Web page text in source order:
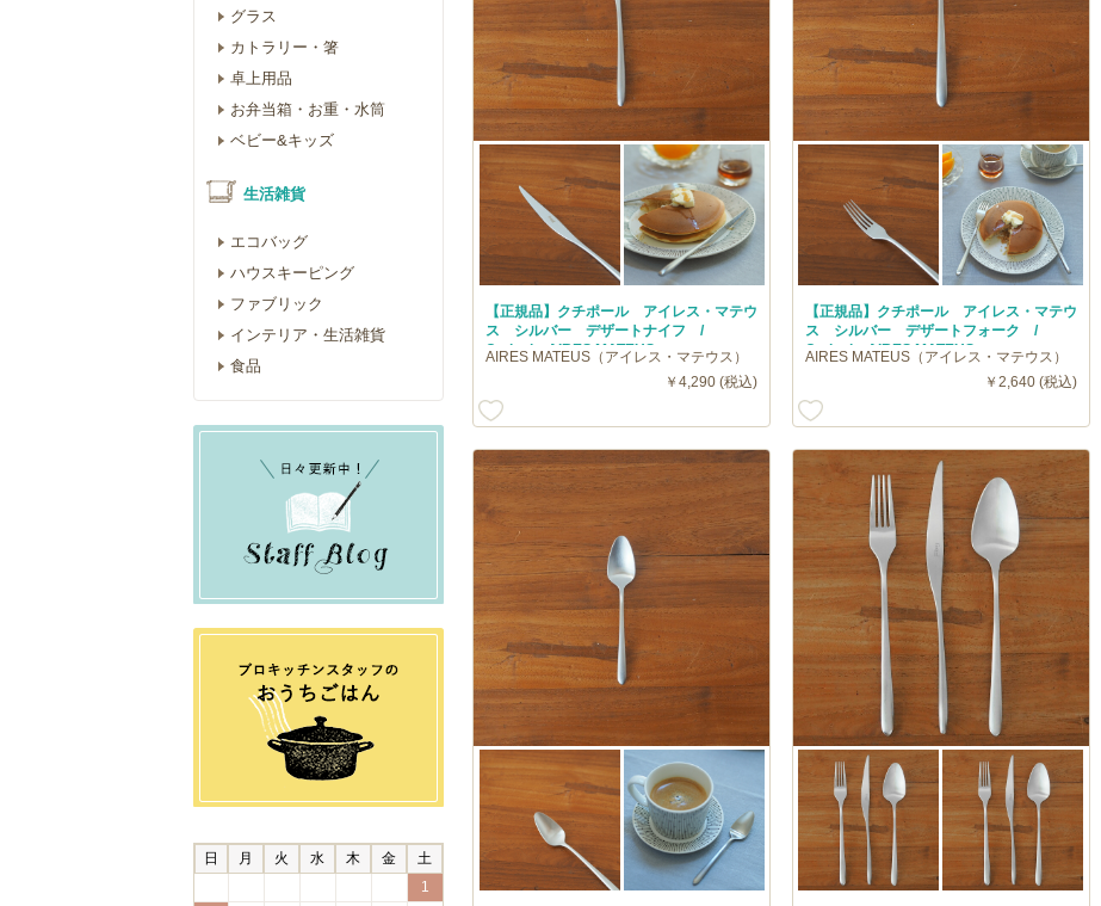
【正規品】クチポール アイレス・マテウ
ス シルバー デザートナイフ /
Cutipol AIRES MATEUS
AIRES MATEUS（アイレス・マテウス）
￥4,290 (税込)
【正規品】クチポール アイレス・マテウ
ス シルバー デザートフォーク /
Cutipol AIRES MATEUS
AIRES MATEUS（アイレス・マテウス）
￥2,640 (税込)
グラス
カトラリー・箸
卓上用品
お弁当箱・お重・水筒
ベビー&キッズ
生活雑貨
エコバッグ
ハウスキーピング
ファブリック
インテリア・生活雑貨
食品
日 月 火 水 木 金
土
1